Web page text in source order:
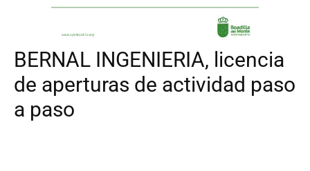
BERNAL INGENIERIA, licencia
de aperturas de actividad paso
a paso